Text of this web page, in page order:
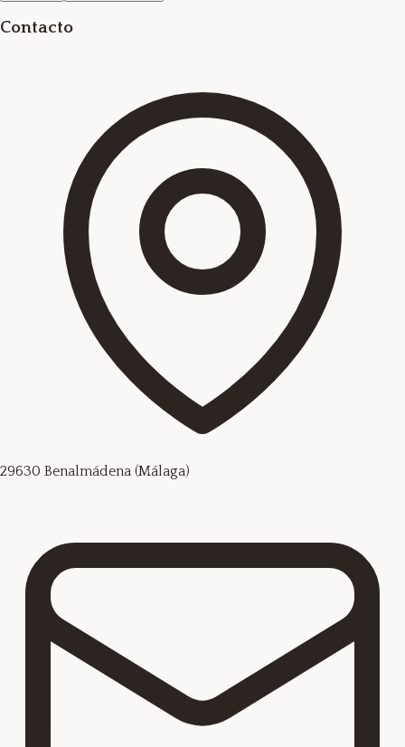
Contacto
29630 Benalmádena (Málaga)